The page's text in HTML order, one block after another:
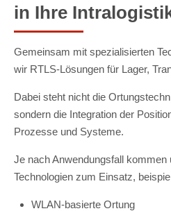
in Ihre
Gemeinsam mit spezialisierten
wir RTLS-Lösungen für Lager,
Dabei steht nicht die
sondern die Integration der
Prozesse und Systeme.
Je nach Anwendungsfall kommen
Technologien zum Einsatz,
WLAN-basierte Ortung